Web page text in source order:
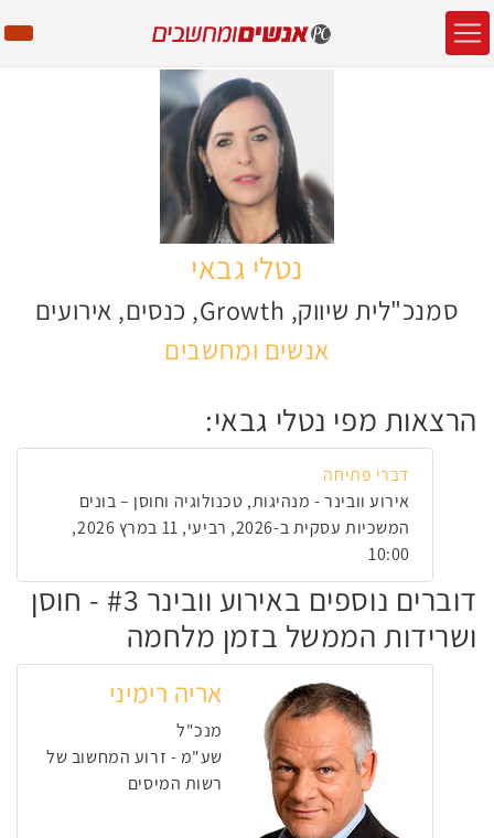
נטלי גבאי
סמנכ"לית שיווק, Growth, כנסים, אירועים
אנשים ומחשבים
הרצאות מפי נטלי גבאי:
דברי פתיחה
אירוע וובינר - מנהיגות, טכנולוגיה וחוסן – בונים
המשכיות עסקית ב-2026, רביעי, 11 במרץ 2026,
10:00
דוברים נוספים באירוע וובינר #3 - חוסן
ושרידות הממשל בזמן מלחמה
אריה רימיני
מנכ"ל
שע"מ - זרוע המחשוב של
רשות המיסים